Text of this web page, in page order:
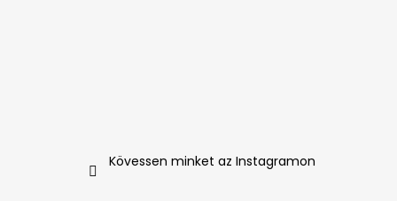
Kövessen minket az Instagramon